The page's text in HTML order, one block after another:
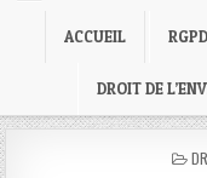
ACCUEIL
DROIT DE